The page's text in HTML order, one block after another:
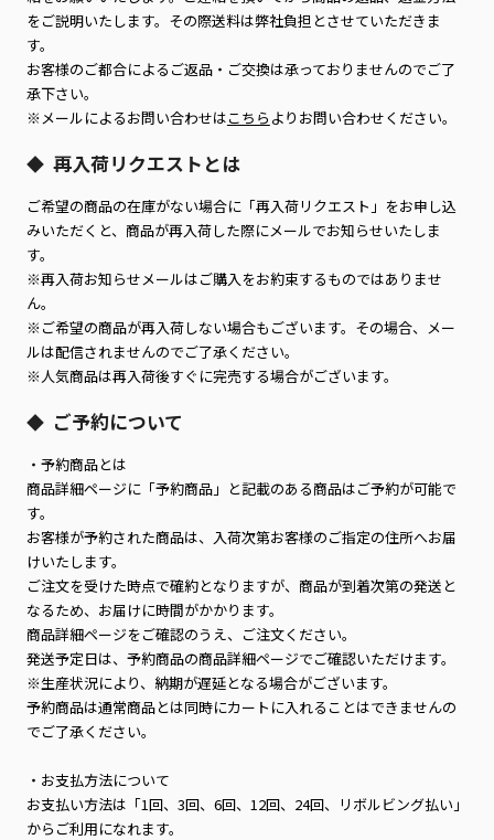
をご説明いたします。その際送料は弊社負担とさせていただきま
す。
お客様のご都合によるご返品・ご交換は承っておりませんのでご了
承下さい。
※メールによるお問い合わせはこちら よりお問い合わせください。
◆ 再入荷リクエストとは
ご希望の商品の在庫がない場合に「再入荷リクエスト」をお申し込
みいただくと、商品が再入荷した際にメールでお知らせいたしま
す。
※再入荷お知らせメールはご購入をお約束するものではありませ
ん。
※ご希望の商品が再入荷しない場合もございます。その場合、メー
ルは配信されませんのでご了承ください。
※人気商品は再入荷後すぐに完売する場合がございます。
◆ ご予約について
・予約商品とは
商品詳細ページに「予約商品」と記載のある商品はご予約が可能で
す。
お客様が予約された商品は、入荷次第お客様のご指定の住所へお届
けいたします。
ご注文を受けた時点で確約となりますが、商品が到着次第の発送と
なるため、お届けに時間がかかります。
商品詳細ページをご確認のうえ、ご注文ください。
発送予定日は、予約商品の商品詳細ページでご確認いただけます。
※生産状況により、納期が遅延となる場合がございます。
予約商品は通常商品とは同時にカートに入れることはできませんの
でご了承ください。
・お支払方法について
お支払い方法は「1回、3回、6回、12回、24回、リボルビング払い」
からご利用になれます。